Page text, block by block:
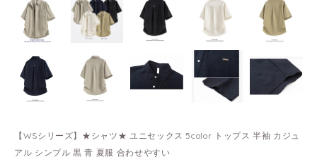
【WSシリーズ】★シャツ★ ユニセックス 5color トップス 半袖 カジュ
アル シンプル 黒 青 夏服 合わせやすい